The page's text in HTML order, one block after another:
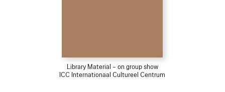
Library Material – on group show
ICC Internationaal Cultureel Centrum